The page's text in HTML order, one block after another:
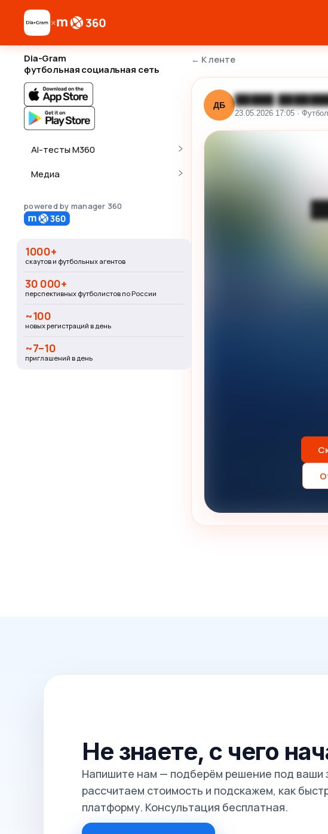
×
Dia-Gram
футбольная социальная сеть
AI-тесты M360
Медиа
powered by manager 360
1000+
скаутов и футбольных агентов
30 000+
перспективных футболистов по России
~100
новых регистраций в день
~7–10
приглашений в день
← К ленте
ДБ █████
23.05.2026 17:05 · Футбол
Не знаете, с чего
Напишите нам — подберём решение под ваши
рассчитаем стоимость и подскажем, как
платформу. Консультация бесплатная.